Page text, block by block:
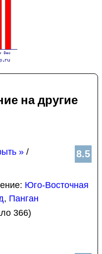
на другие
8.5
» /
Юго-Восточная
, Панган
366)